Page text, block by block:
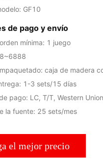
GF10
de pago y envío
mínima: 1 juego
caja de madera
1-3 sets/15 días
pago: LC, T/T, Western
la fuente: 25 sets/mes
el mejor precio